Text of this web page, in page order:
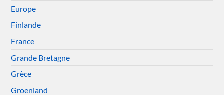
Europe
Finlande
France
Grande Bretagne
Grèce
Groenland